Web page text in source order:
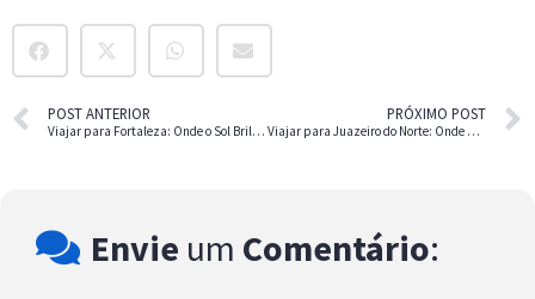
POST ANTERIOR
Viajar para Fortaleza: Onde o Sol Brilha o Ano Todo
PRÓXIMO POST
Viajar para Juazeiro do Norte: Onde a Fé Sobe na Chapada
Envie um Comentário: